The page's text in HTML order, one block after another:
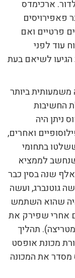
ארכימדס
פאפירויסים
פרטיים ואם
עוד לפני
הגיעו לשיאם בעת
מהפכה משמעותית ביותר
החשיבות
ניתן היה
ואחרים,
בתחומי
לממציא
שנה בסין כבר
גוטנברג, ועשה
שהוא השתמש
אחרי שפירק את
תהליך
עד קרוב לסוף המאה ה20 בצורת מכונת אופסט
מסדר את המכונה